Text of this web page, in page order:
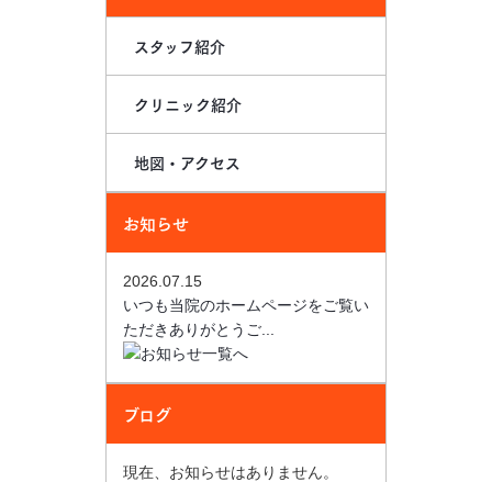
スタッフ紹介
クリニック紹介
地図・アクセス
お知らせ
2026.07.15
いつも当院のホームページをご覧い
ただきありがとうご...
ブログ
現在、お知らせはありません。